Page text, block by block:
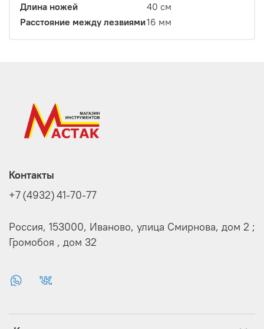
Длина ножей
40 см
Расстояние между лезвиями16 мм
Контакты
+7 (4932) 41-70-77
Россия, 153000, Иваново, улица Смирнова, дом 2 ;
Громобоя , дом 32